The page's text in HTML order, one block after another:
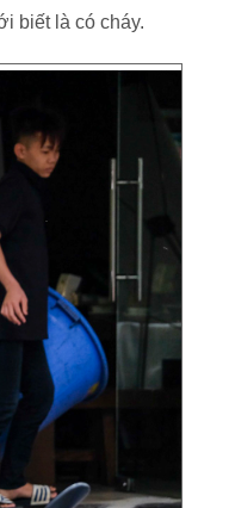
biết là có cháy.